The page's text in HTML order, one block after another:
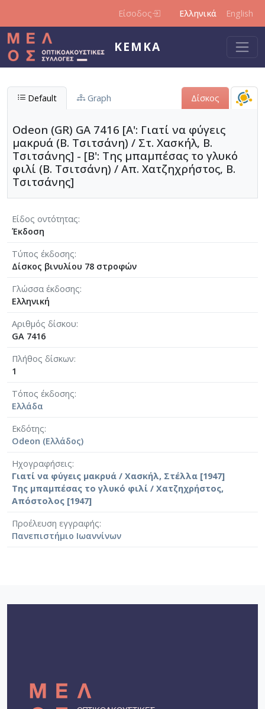
Είσοδος Ελληνικά English
ΚΕΜΚΑ
Default Graph Δίσκος
Odeon (GR) GA 7416 [Α': Γιατί να φύγεις
μακρυά (Β. Τσιτσάνη) / Στ. Χασκήλ, Β.
Τσιτσάνης] - [Β': Της μπαμπέσας το γλυκό
φιλί (Β. Τσιτσάνη) / Απ. Χατζηχρήστος, Β.
Τσιτσάνης]
Είδος οντότητας
Έκδοση
Τύπος έκδοσης
Δίσκος βινυλίου 78 στροφών
Γλώσσα έκδοσης
Ελληνική
Αριθμός δίσκου
GA 7416
Πλήθος δίσκων
1
Τόπος έκδοσης
Ελλάδα
Εκδότης
Odeon (Ελλάδος)
Ηχογραφήσεις
Γιατί να φύγεις μακρυά / Χασκήλ, Στέλλα [1947]
Της μπαμπέσας το γλυκό φιλί / Χατζηχρήστος,
Απόστολος [1947]
Προέλευση εγγραφής
Πανεπιστήμιο Ιωαννίνων